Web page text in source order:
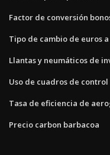
Factor de conversión
Tipo de cambio de euros
Llantas y neumáticos de
Uso de cuadros de control
Tasa de eficiencia de
Precio carbon barbacoa